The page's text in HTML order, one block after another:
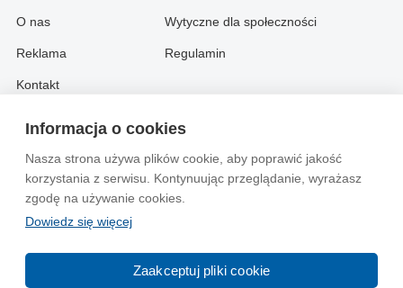
Informacja o cookies
Nasza strona używa plików cookie, aby poprawić jakość
korzystania z serwisu. Kontynuując przeglądanie, wyrażasz
zgodę na używanie cookies.
Dowiedz się więcej
Zaakceptuj pliki cookie
O nas
Reklama
Kontakt
Wytyczne dla społeczności
Regulamin
Information in English:
About
Advertise
Contact